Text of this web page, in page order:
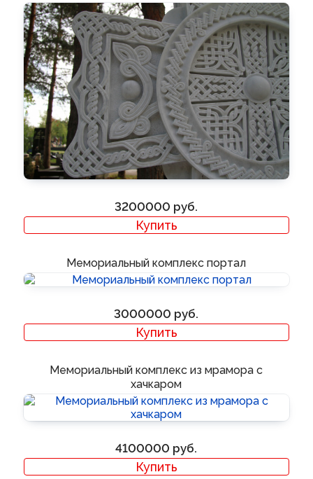
3200000
Купить
Мемориальный комплекс портал
3000000
Купить
Мемориальный комплекс из мрамора с
хачкаром
4100000
Купить